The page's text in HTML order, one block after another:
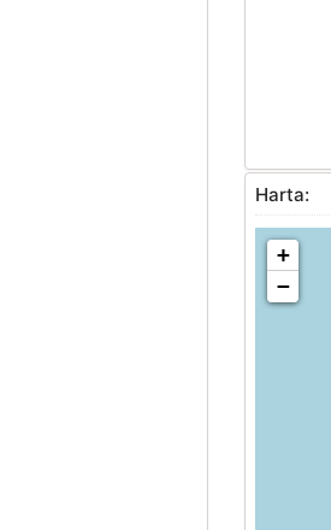
Harta:
+
−